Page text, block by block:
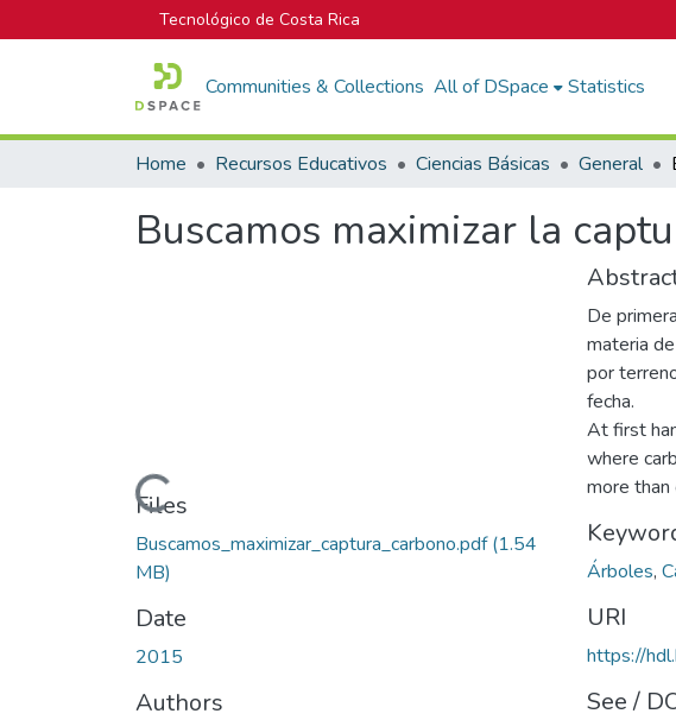
Tecnológico de Costa Rica
Communities & Collections All of DSpace Statistics
Home Recursos Educativos Ciencias Básicas General
Buscamos maximizar la
Loading...
Files
Buscamos_maximizar_captura_carbono.pdf(1.54
MB)
Date
2015
Authors
De
materia
por
fecha.
At first
where
more
Árboles,
URI
https://
See /